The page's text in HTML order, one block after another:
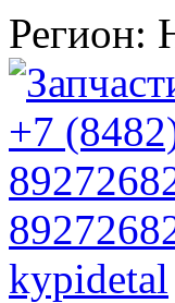
Регион:
+7
kypidetal